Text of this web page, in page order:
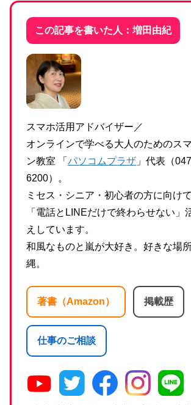
この記事を書いた人：増田由紀
スマホ活用アドバイザー／
オンラインで学べる大人のためのス
ン教室 「 パソコムプラザ 」代表（
6200）。
ミセス・シニア・初心者の方に向け
「電話とLINEだけで終わらせない」
えしています。
和風なものと嵐が大好き。好きな場
縄。
著書（Amazon） 掲載歴
仕事のご相談